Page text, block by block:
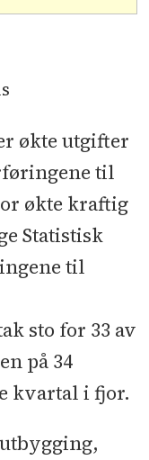
økte utgifter
til
økte kraftig
Statistisk
til
sto for 33 av
på 34
kvartal i fjor.